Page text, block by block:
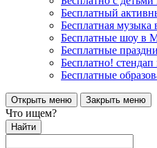
Бесплатный
Бесплатная музыка
Бесплатные шоу в
Бесплатные
Бесплатно!
Бесплатные
Открыть меню Закрыть меню
Что ищем?
Найти